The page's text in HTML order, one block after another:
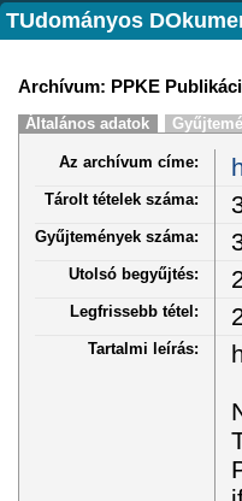
TUdományos
Archívum: PPKE
Általános adatok
Az archívum címe:
Tárolt tételek száma:
Gyűjtemények száma:
Utolsó begyűjtés:
Legfrissebb tétel:
Tartalmi leírás: